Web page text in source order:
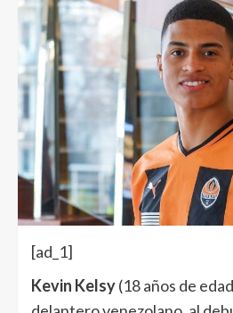
[ad_1]
Kevin Kelsy(18 años de